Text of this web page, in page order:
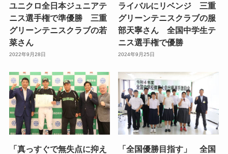
ユニクロ全日本ジュニアテ
ニス選手権で準優勝 三重
グリーンテニスクラブの若
菜さん
2022年9月28日
ライバルにリベンジ 三重
グリーンテニスクラブの服
部天寧さん 全国中学生テ
ニス選手権で優勝
2024年9月25日
「真っすぐで無失点に抑え
「全国優勝目指す」 全国